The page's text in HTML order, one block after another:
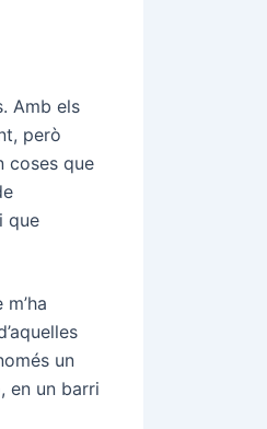
Amb els
però
coses que
que
un
en un barri